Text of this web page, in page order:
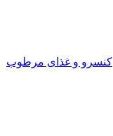
کنسرو و غذای مرطوب